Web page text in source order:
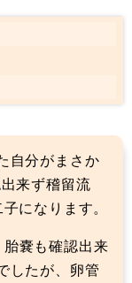
自分がまさか
来ず稽留流
になります。
嚢も確認出来
したが、卵管